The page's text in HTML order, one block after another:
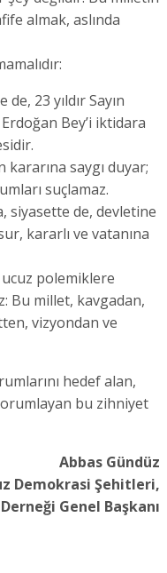
almak, aslında
23 yıldır Sayın
Bey’i iktidara
saygı duyar;
suçlamaz.
siyasette de, devletine
kararlı ve vatanına
polemiklere
Bu millet, kavgadan,
vizyondan ve
hedef alan,
bu zihniyet
Abbas Gündüz
Demokrasi Şehitleri,
Genel Başkanı